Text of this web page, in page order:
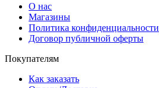
О нас
Магазины
Политика конфиденциальности
Договор публичной оферты
Покупателям
Как заказать